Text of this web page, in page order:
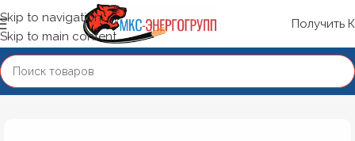
Skip to navigation
Skip to main content
Получить